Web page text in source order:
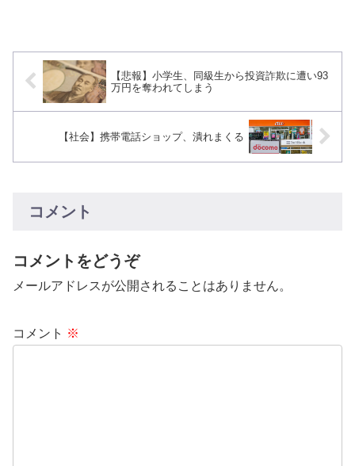
【悲報】小学生、同級生から投資詐欺に遭い93
万円を奪われてしまう
【社会】携帯電話ショップ、潰れまくる
コメント
コメントをどうぞ
メールアドレスが公開されることはありません。
コメント ※